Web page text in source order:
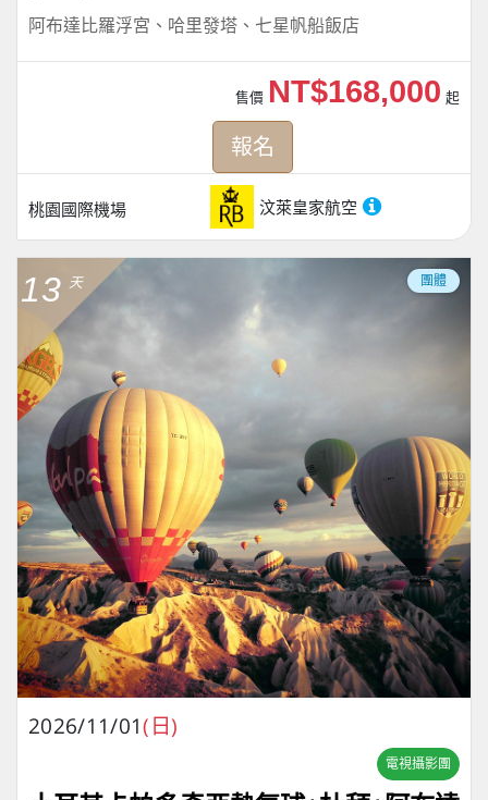
阿布達比羅浮宮、哈里發塔、七星帆船飯店
桃園國際機場 汶萊皇家航空
售價 NT$168,000 起
報名
13 天 團體
2026/11/01(日)
電視攝影團